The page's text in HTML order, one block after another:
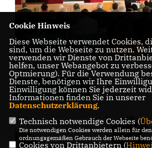
9. Kreisparteitag
Sommerfest 2021
Cookie Hinweis
Diese Webseite verwendet Cookies,
sind, um die Webseite zu nutzen.
verwenden wir Dienste von
helfen, unser Webangebot zu
Optmierung). Für die Verwendung
Dienste, benötigen wir Ihre
Einwilligung können Sie jederzeit
Informationen finden Sie in unserer
Datenschutzerklärung.
Technisch notwendige Cookies (
Die notwendigen Cookies werden allein für den
ordnungsgemäßen Gebrauch der Webseite
Cookies von Drittanbietern (